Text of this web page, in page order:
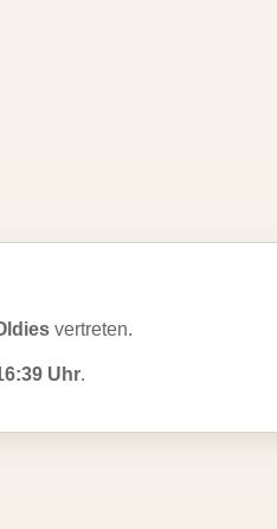
vertreten.
Uhr.